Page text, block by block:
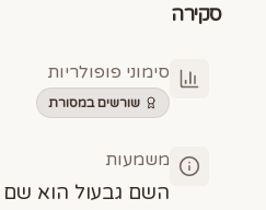
סקירה
סימוני פופולריות
שורשים במסורת
משמעות
השם גבעול הוא שם